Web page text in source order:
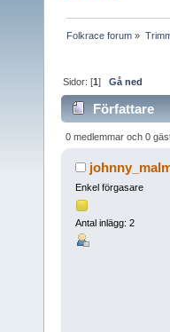
Folkrace forum »
Sidor: [1]Gå ned
Författare
0 medlemmar och 0
Enkel förgasare
Antal inlägg: 2